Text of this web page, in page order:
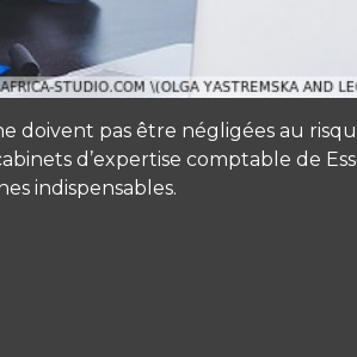
doivent pas être négligées au
d’expertise comptable de
indispensables.